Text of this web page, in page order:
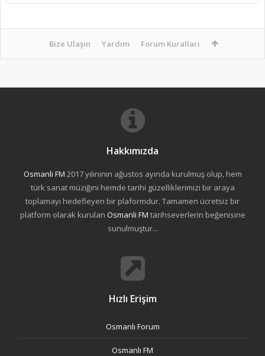
Bize Ulaşın Yardım Forum Kuralları
Hakkımızda
Osmanli FM 2017 yılınının ağustos ayında kurulmuş olup, hem
türk sanat müziğini hemde tarihi güzelliklerimizi bir araya
toplamayı hedefleyen bir plaformdur. Tamamen ücretsiz bir
platform olarak kurulan Osmanli FM tarihseverlerin beğenisine
sunulmuştur...
Hızlı Erişim
Osmanlı Forum
Osmanlı FM